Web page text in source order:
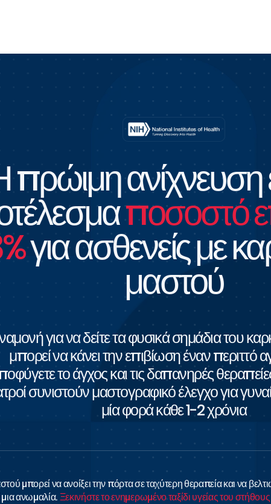
πρώιμη ανίχνευση
ποσοστό
για ασθενείς με
μαστού
για να δείτε τα φυσικά σημάδια του
μπορεί να κάνει την επιβίωση έναν περιττό
το άγχος και τις δαπανηρές
συνιστούν μαστογραφικό έλεγχο για
μία φορά κάθε 1-2 χρόνια
μπορεί να ανοίξει την πόρτα σε ταχύτερη θεραπεία και να
μια ανωμαλία.Ξεκινήστε το ενημερωμένο ταξίδι υγείας του